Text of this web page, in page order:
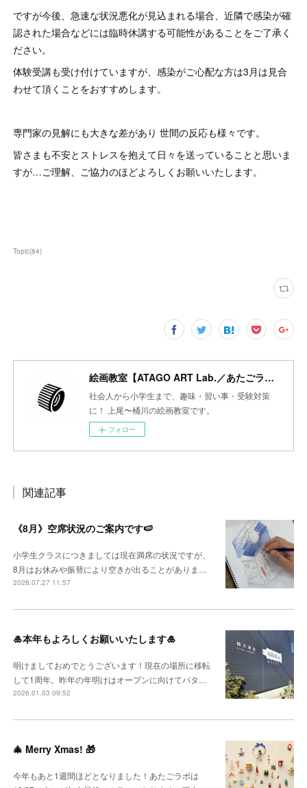
ですが今後、急速な状況悪化が見込まれる場合、近隣で感染が確
認された場合などには臨時休講する可能性があることをご了承く
ださい。
体験受講も受け付けていますが、感染がご心配な方は3月は見合
わせて頂くことをおすすめします。
専門家の見解にも大きな差があり 世間の反応も様々です。
皆さまも不安とストレスを抱えて日々を送っていることと思いま
すが…ご理解、ご協力のほどよろしくお願いいたします。
Topic(84)
絵画教室【ATAGO ART Lab.／あたごラボ】
社会人から小学生まで、趣味・習い事・受験対策
に！ 上尾〜桶川の絵画教室です。
フォロー
関連記事
《8月》空席状況のご案内です🍉
小学生クラスにつきましては現在満席の状況ですが、
8月はお休みや振替により空きが出ることがありま…
2026.07.27 11:57
🎍本年もよろしくお願いいたします🎍
明けましておめでとうございます！現在の場所に移転
して1周年。昨年の年明けはオープンに向けてバタ…
2026.01.03 09:52
🎄 Merry Xmas! 🎁
今年もあと1週間ほどとなりました！あたごラボは